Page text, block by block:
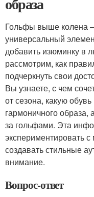
Гольфы выше колена
универсальный
добавить изюминку в
рассмотрим, как
подчеркнуть свои
Вы узнаете, с чем
от сезона, какую
гармоничного образа,
за гольфами. Эта
экспериментировать
создавать стильные
внимание.
Вопрос-ответ